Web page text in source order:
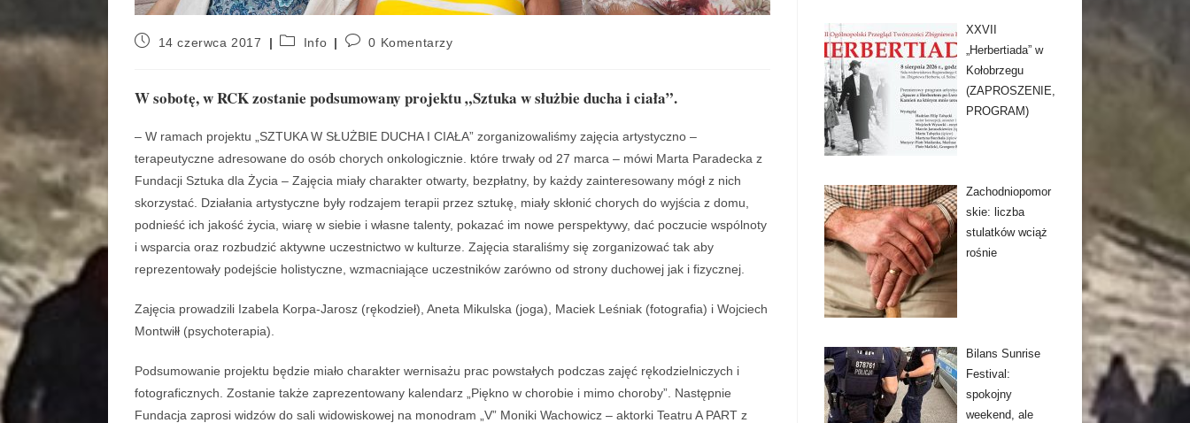
14 czerwca 2017 Info 0 Komentarzy
W sobotę, w RCK zostanie podsumowany projektu „Sztuka w służbie ducha i ciała”.
– W ramach projektu „SZTUKA W SŁUŻBIE DUCHA I CIAŁA” zorganizowaliśmy zajęcia artystyczno –
terapeutyczne adresowane do osób chorych onkologicznie. które trwały od 27 marca – mówi Marta Paradecka z
Fundacji Sztuka dla Życia – Zajęcia miały charakter otwarty, bezpłatny, by każdy zainteresowany mógł z nich
skorzystać. Działania artystyczne były rodzajem terapii przez sztukę, miały skłonić chorych do wyjścia z domu,
podnieść ich jakość życia, wiarę w siebie i własne talenty, pokazać im nowe perspektywy, dać poczucie wspólnoty
i wsparcia oraz rozbudzić aktywne uczestnictwo w kulturze. Zajęcia staraliśmy się zorganizować tak aby
reprezentowały podejście holistyczne, wzmacniające uczestników zarówno od strony duchowej jak i fizycznej.
Zajęcia prowadzili Izabela Korpa-Jarosz (rękodzieł), Aneta Mikulska (joga), Maciek Leśniak (fotografia) i Wojciech
Montwiłł (psychoterapia).
Podsumowanie projektu będzie miało charakter wernisażu prac powstałych podczas zajęć rękodzielniczych i
fotograficznych. Zostanie także zaprezentowany kalendarz „Piękno w chorobie i mimo choroby”. Następnie
Fundacja zaprosi widzów do sali widowiskowej na monodram „V” Moniki Wachowicz – aktorki Teatru A PART z
XXVII
„Herbertiada” w
Kołobrzegu
(ZAPROSZENIE,
PROGRAM)
Zachodniopomor
skie: liczba
stulatków wciąż
rośnie
Bilans Sunrise
Festival:
spokojny
weekend, ale